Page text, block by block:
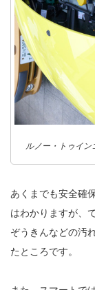
ルノー・トゥイ
あくまでも安全確
はわかりますが、
ぞうきんなどの汚
たところです。